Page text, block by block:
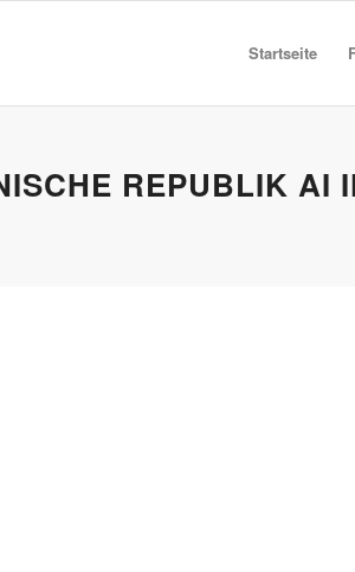
Startseite
REPUBLIK AI